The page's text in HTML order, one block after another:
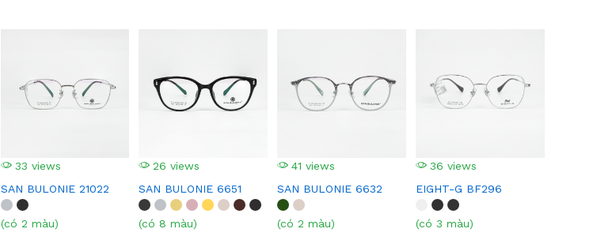
33 views
SAN BULONIE 21022
(có 2 màu)
26 views
SAN BULONIE 6651
(có 8 màu)
41 views
SAN BULONIE 6632
(có 2 màu)
36 views
EIGHT-G BF296
(có 3 màu)